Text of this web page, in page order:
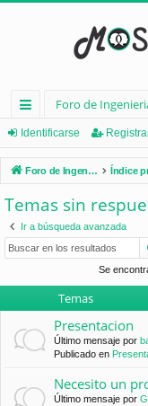
nl
ac
es
rá
pi
Foro de
Identificarse
Foro de Ingenieria Civil & Arquitectura Índice
Temas sin
Ir a búsqueda avanzada
Se
Temas
Presentacion
Último mensaje por
Publicado en
Necesito un
Último mensaje por